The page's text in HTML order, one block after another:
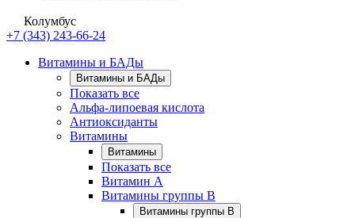
Колумбус
+7 (343) 243-66-24
Витамины и БАДы
Витамины и БАДы
Показать все
Альфа-липоевая кислота
Антиоксиданты
Витамины
Витамины
Показать все
Витамин A
Витамины группы B
Витамины группы B